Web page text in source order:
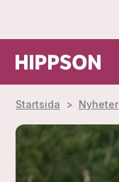
Startsida > Nyheter